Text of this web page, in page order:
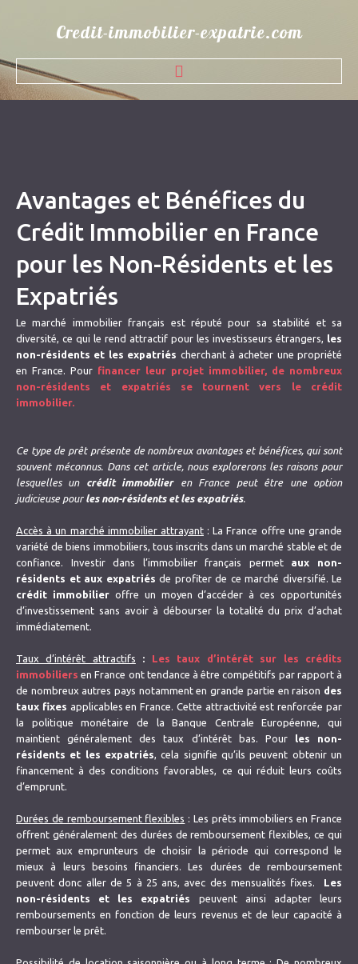
Credit-immobilier-expatrie.com
ACCUEIL
PARTENAIRES BANCAIRES
CONTACT
BLOG
Avantages et Bénéfices du
Crédit Immobilier en France
pour les Non-Résidents et les
Expatriés
Le marché immobilier français est réputé pour sa stabilité et sa
diversité, ce qui le rend attractif pour les investisseurs étrangers, les
non-résidents et les expatriés cherchant à acheter une propriété
en France. Pour financer leur projet immobilier, de nombreux
non-résidents et expatriés se tournent vers le crédit
immobilier.
Ce type de prêt présente de nombreux avantages et bénéfices, qui sont
souvent méconnus. Dans cet article, nous explorerons les raisons pour
lesquelles un crédit immobilieren France peut être une option
judicieuse pour les non-résidents et les expatriés.
Accès à un marché immobilier attrayant: La France offre une grande
variété de biens immobiliers, tous inscrits dans un marché stable et de
confiance. Investir dans l’immobilier français permet aux non-
résidents et aux expatriés de profiter de ce marché diversifié. Le
crédit immobilieroffre un moyen d’accéder à ces opportunités
d’investissement sans avoir à débourser la totalité du prix d’achat
immédiatement.
Taux d’intérêt attractifs : Les taux d’intérêt sur les crédits
immobiliers en France ont tendance à être compétitifs par rapport à
de nombreux autres pays notamment en grande partie en raison des
taux fixes applicables en France. Cette attractivité est renforcée par
la politique monétaire de la Banque Centrale Européenne, qui
maintient généralement des taux d’intérêt bas. Pour les non-
résidents et les expatriés, cela signifie qu’ils peuvent obtenir un
financement à des conditions favorables, ce qui réduit leurs coûts
d’emprunt.
Durées de remboursement flexibles : Les prêts immobiliers en France
offrent généralement des durées de remboursement flexibles, ce qui
permet aux emprunteurs de choisir la période qui correspond le
mieux à leurs besoins financiers. Les durées de remboursement
peuvent donc aller de 5 à 25 ans, avec des mensualités fixes. Les
non-résidents et les expatriés
peuvent ainsi adapter leurs
remboursements en fonction de leurs revenus et de leur capacité à
rembourser le prêt.